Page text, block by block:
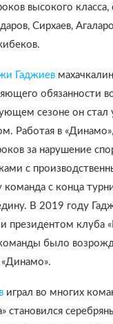
высокого
Сирхаев,
Гаджиев
обязанности
сезоне он
Работая в
за нарушение
с
команда с конца
В 2019 году
президентом клуба
было
«Динамо».
играл во многих
становился